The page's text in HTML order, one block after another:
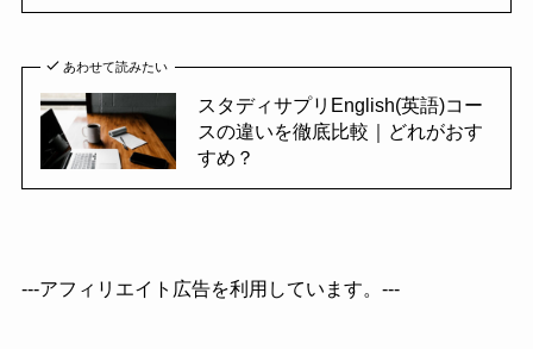
あわせて読みたい
スタディサプリEnglish(英語)コー
スの違いを徹底比較｜どれがおす
すめ？
---アフィリエイト広告を利用しています。---